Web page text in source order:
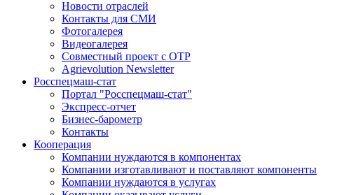
Новости отраслей
Контакты для СМИ
Фотогалерея
Видеогалерея
Совместный проект с ОТР
Agrievolution Newsletter
Росспецмаш-стат
Портал "Росспецмаш-стат"
Экспресс-отчет
Бизнес-барометр
Контакты
Кооперация
Компании нуждаются в компонентах
Компании изготавливают и поставляют компоненты
Компании нуждаются в услугах